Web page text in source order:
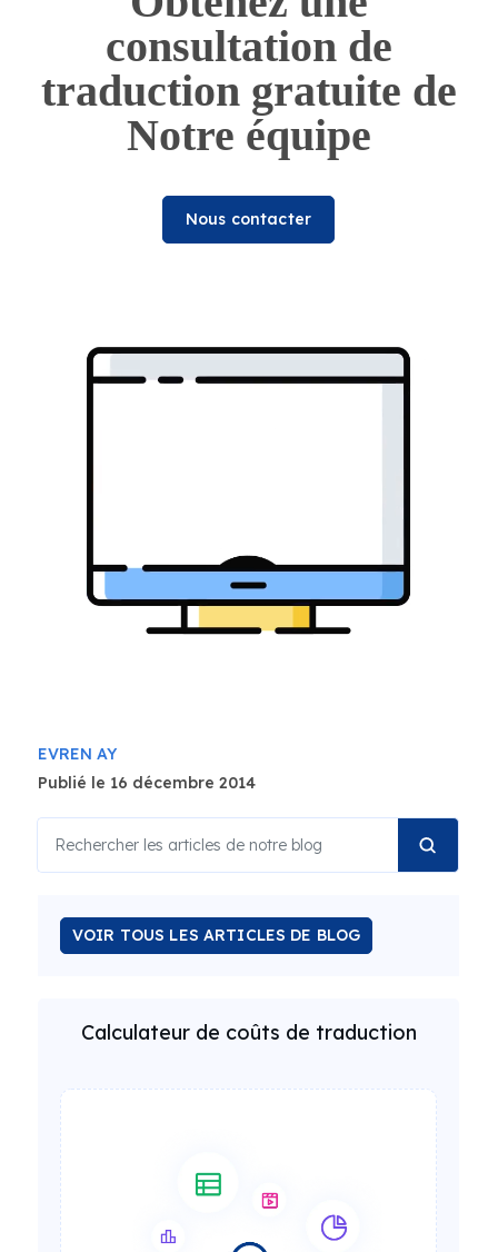
consultation de
traduction gratuite de
Notre équipe
Nous contacter
EVREN AY
Publié le 16 décembre 2014
VOIR TOUS LES ARTICLES DE BLOG
Calculateur de coûts de traduction